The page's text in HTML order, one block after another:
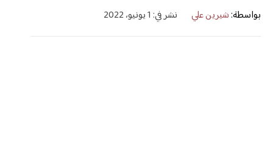
بواسطة:شيرين علي نشر في: 1 يونيو، 2022